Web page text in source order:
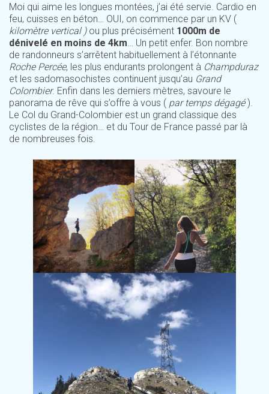
Moi qui aime les longues montées, j’ai été servie. Cardio en
feu, cuisses en béton… OUI, on commence par un KV (
kilomètre vertical )ou plus précisément 1000m de
dénivelé en moins de 4km … Un petit enfer. Bon nombre
de randonneurs s’arrêtent habituellement à l’étonnante
Roche Percée, les plus endurants prolongent à Champduraz
et les sadomasochistes continuent jusqu’au Grand
Colombier. Enfin dans les derniers mètres, savoure le
panorama de rêve qui s’offre à vous ( par temps dégagé).
Le Col du Grand-Colombier est un grand classique des
cyclistes de la région… et du Tour de France passé par là
de nombreuses fois.